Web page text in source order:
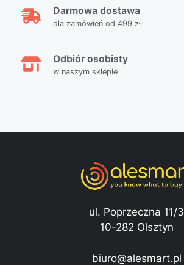
Darmowa dostawa
dla zamówień od 499 zł
Odbiór osobisty
w naszym sklepie
ul. Poprzeczna 11/3
10-282 Olsztyn
biuro@alesmart.pl